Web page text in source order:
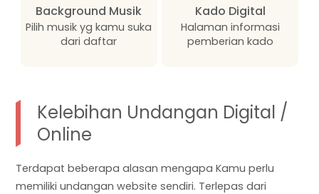
Background Musik
Pilih musik yg kamu suka
dari daftar
Kado Digital
Halaman informasi
pemberian kado
Kelebihan Undangan Digital /
Online
Terdapat beberapa alasan mengapa Kamu perlu
memiliki undangan website sendiri. Terlepas dari